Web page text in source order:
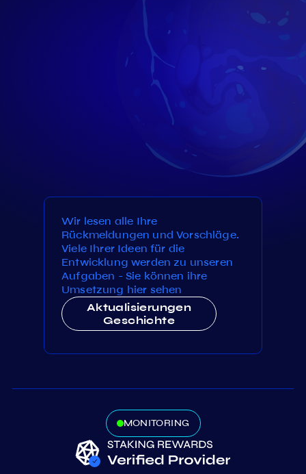
Wir lesen alle Ihre
Rückmeldungen und Vorschläge.
Viele Ihrer Ideen für die
Entwicklung werden zu unseren
Aufgaben - Sie können ihre
Umsetzung hier sehen
Aktualisierungen
Geschichte
MONITORING